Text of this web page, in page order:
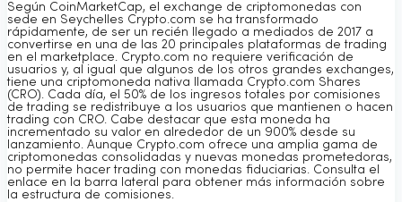
Según CoinMarketCap, el exchange de criptomonedas con
sede en Seychelles Crypto.com se ha transformado
rápidamente, de ser un recién llegado a mediados de 2017 a
convertirse en una de las 20 principales plataformas de trading
en el marketplace. Crypto.com no requiere verificación de
usuarios y, al igual que algunos de los otros grandes exchanges,
tiene una criptomoneda nativa llamada Crypto.com Shares
(CRO). Cada día, el 50% de los ingresos totales por comisiones
de trading se redistribuye a los usuarios que mantienen o hacen
trading con CRO. Cabe destacar que esta moneda ha
incrementado su valor en alrededor de un 900% desde su
lanzamiento. Aunque Crypto.com ofrece una amplia gama de
criptomonedas consolidadas y nuevas monedas prometedoras,
no permite hacer trading con monedas fiduciarias. Consulta el
enlace en la barra lateral para obtener más información sobre
la estructura de comisiones.